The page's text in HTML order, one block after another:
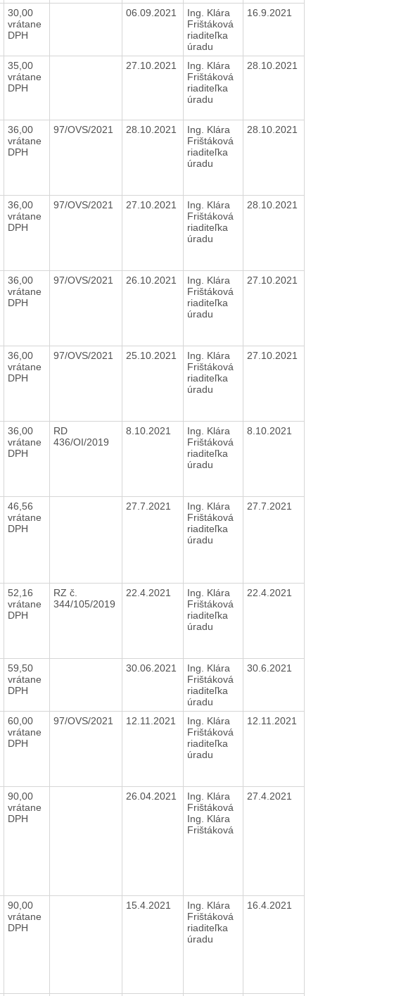
30,00
vrátane
DPH
06.09.2021
Ing. Klára
Frištáková
riaditeľka
úradu
16.9.2021
35,00
vrátane
DPH
27.10.2021
Ing. Klára
Frištáková
riaditeľka
úradu
28.10.2021
36,00
vrátane
DPH
97/OVS/2021 28.10.2021
Ing. Klára
Frištáková
riaditeľka
úradu
28.10.2021
36,00
vrátane
DPH
97/OVS/2021 27.10.2021
Ing. Klára
Frištáková
riaditeľka
úradu
28.10.2021
36,00
vrátane
DPH
97/OVS/2021 26.10.2021
Ing. Klára
Frištáková
riaditeľka
úradu
27.10.2021
36,00
vrátane
DPH
97/OVS/2021 25.10.2021
Ing. Klára
Frištáková
riaditeľka
úradu
27.10.2021
36,00
vrátane
DPH
RD
436/OI/2019
8.10.2021
Ing. Klára
Frištáková
riaditeľka
úradu
8.10.2021
46,56
vrátane
DPH
27.7.2021
Ing. Klára
Frištáková
riaditeľka
úradu
27.7.2021
52,16
vrátane
DPH
RZ č.
344/105/2019
22.4.2021
Ing. Klára
Frištáková
riaditeľka
úradu
22.4.2021
59,50
vrátane
DPH
30.06.2021
Ing. Klára
Frištáková
riaditeľka
úradu
30.6.2021
60,00
vrátane
DPH
97/OVS/2021 12.11.2021
Ing. Klára
Frištáková
riaditeľka
úradu
12.11.2021
90,00
vrátane
DPH
26.04.2021
Ing. Klára
Frištáková
Ing. Klára
Frištáková
27.4.2021
90,00
vrátane
DPH
15.4.2021
Ing. Klára
Frištáková
riaditeľka
úradu
16.4.2021